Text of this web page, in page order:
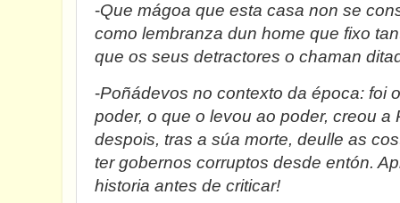
-Que mágoa que esta casa non se
como lembranza dun home que fixo
que os seus detractores o chaman
-Poñádevos no contexto da época: foi
poder, o que o levou ao poder, creou a
despois, tras a súa morte, deulle as
ter gobernos corruptos desde entón.
historia antes de criticar!